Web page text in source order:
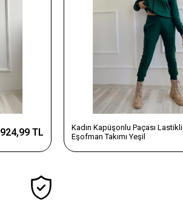
924,99 TL
Kadın Kapüşonlu Paçası Lastikli
Eşofman Takımı Yeşil